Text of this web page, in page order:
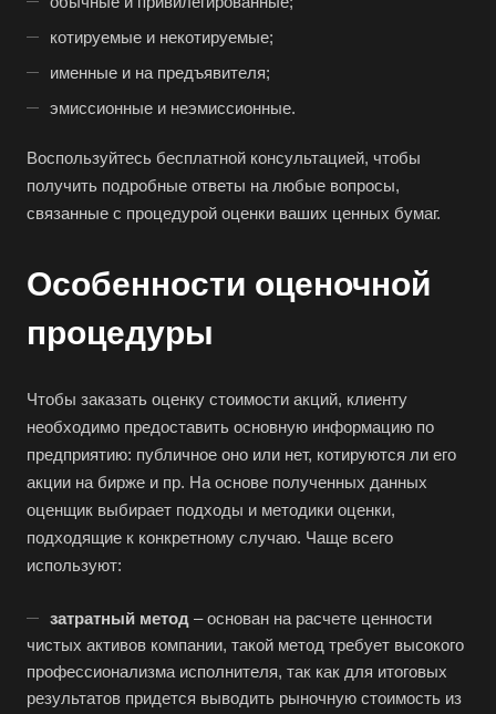
котируемые и некотируемые;
именные и на предъявителя;
эмиссионные и неэмиссионные.
Воспользуйтесь бесплатной консультацией, чтобы
получить подробные ответы на любые вопросы,
связанные с процедурой оценки ваших ценных бумаг.
Особенности оценочной
процедуры
Чтобы заказать оценку стоимости акций, клиенту
необходимо предоставить основную информацию по
предприятию: публичное оно или нет, котируются ли его
акции на бирже и пр. На основе полученных данных
оценщик выбирает подходы и методики оценки,
подходящие к конкретному случаю. Чаще всего
используют:
затратный метод – основан на расчете ценности
чистых активов компании, такой метод требует высокого
профессионализма исполнителя, так как для итоговых
результатов придется выводить рыночную стоимость из
Выберите ваш город